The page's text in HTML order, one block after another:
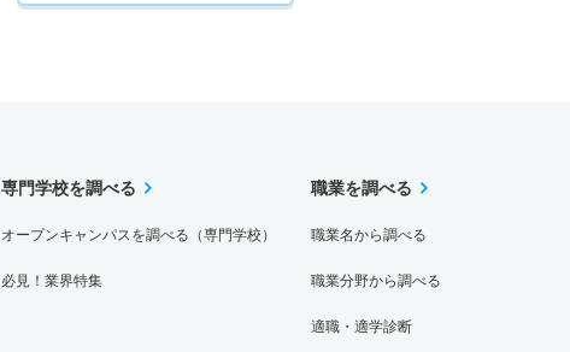
専門学校を調べる
オープンキャンパスを調べる（専門学校）
必見！業界特集
職業を調べる
職業名から調べる
職業分野から調べる
適職・適学診断